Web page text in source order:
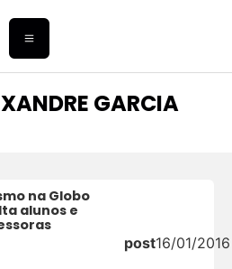
GARCIA
na Globo
alunos e
post16/01/2016